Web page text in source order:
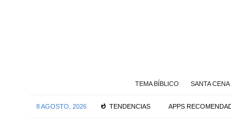
TEMA BÍBLICO SANTA CENA
8 AGOSTO, 2026 TENDENCIAS APPS